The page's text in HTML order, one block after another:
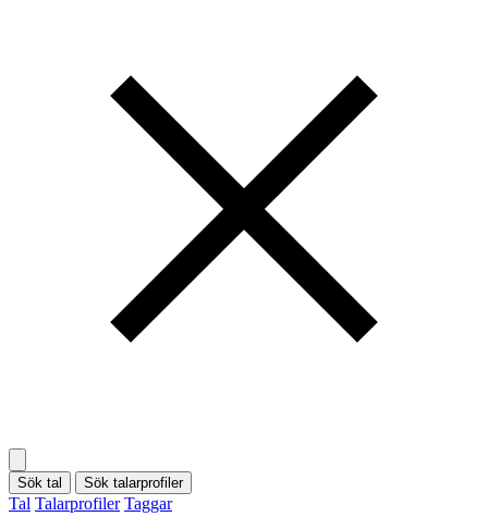
Sök tal Sök talarprofiler
Tal Talarprofiler Taggar